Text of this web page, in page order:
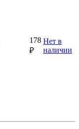
178
₽
Нет в
наличии